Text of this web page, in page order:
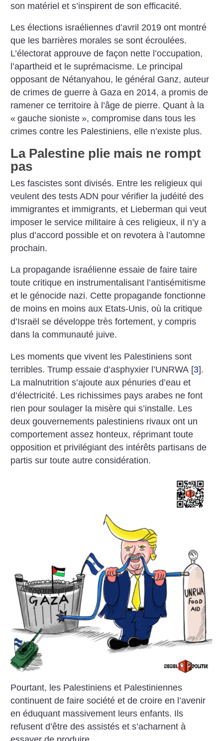
son matériel et s’inspirent de son efficacité.
Les élections israéliennes d’avril 2019 ont montré
que les barrières morales se sont écroulées.
L’électorat approuve de façon nette l’occupation,
l’apartheid et le suprémacisme. Le principal
opposant de Nétanyahou, le général Ganz, auteur
de crimes de guerre à Gaza en 2014, a promis de
ramener ce territoire à l’âge de pierre. Quant à la
« gauche sioniste », compromise dans tous les
crimes contre les Palestiniens, elle n’existe plus.
La Palestine plie mais ne rompt
pas
Les fascistes sont divisés. Entre les religieux qui
veulent des tests ADN pour vérifier la judéité des
immigrantes et immigrants, et Lieberman qui veut
imposer le service militaire à ces religieux, il n’y a
plus d’accord possible et on revotera à l’automne
prochain.
La propagande israélienne essaie de faire taire
toute critique en instrumentalisant l’antisémitisme
et le génocide nazi. Cette propagande fonctionne
de moins en moins aux Etats-Unis, où la critique
d’Israël se développe très fortement, y compris
dans la communauté juive.
Les moments que vivent les Palestiniens sont
terribles. Trump essaie d’asphyxier ­l’UNRWA [3].
La malnutrition s’ajoute aux pénuries d’eau et
d’électricité. Les richissimes pays arabes ne font
rien pour soulager la misère qui s’installe. Les
deux gouvernements palestiniens rivaux ont un
comportement assez honteux, réprimant toute
opposition et privilégiant des intérêts partisans de
partis sur toute autre considération.
Pourtant, les Palestiniens et Palestiniennes
continuent de faire société et de croire en l’avenir
en éduquant massivement leurs enfants. Ils
refusent d’être des assistés et s’acharnent à